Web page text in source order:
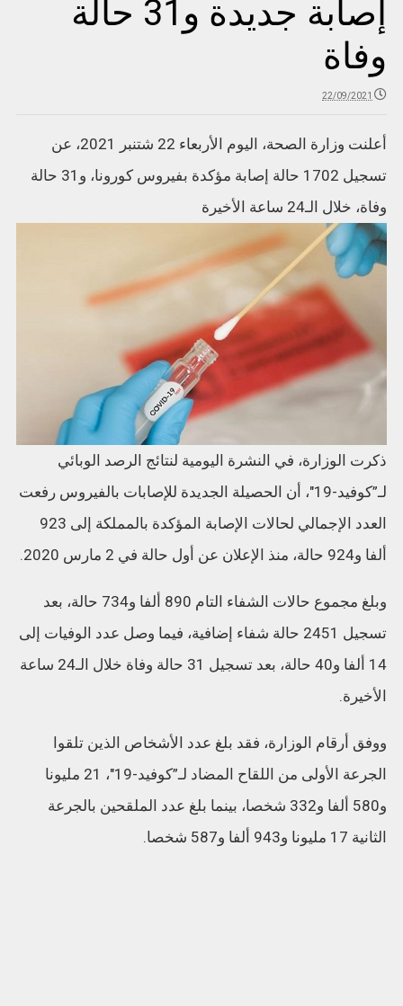
إصابة جديدة و31 حالة
وفاة
22/09/2021
أعلنت وزارة الصحة، اليوم الأربعاء 22 شتنبر 2021، عن
تسجيل 1702 حالة إصابة مؤكدة بفيروس كورونا، و31 حالة
وفاة، خلال الـ24 ساعة الأخيرة
ذكرت الوزارة، في النشرة اليومية لنتائج الرصد الوبائي
لـ”كوفيد-19″، أن الحصيلة الجديدة للإصابات بالفيروس رفعت
العدد الإجمالي لحالات الإصابة المؤكدة بالمملكة إلى 923
ألفا و924 حالة، منذ الإعلان عن أول حالة في 2 مارس 2020.
وبلغ مجموع حالات الشفاء التام 890 ألفا و734 حالة، بعد
تسجيل 2451 حالة شفاء إضافية، فيما وصل عدد الوفيات إلى
14 ألفا و40 حالة، بعد تسجيل 31 حالة وفاة خلال الـ24 ساعة
الأخيرة.
ووفق أرقام الوزارة، فقد بلغ عدد الأشخاص الذين تلقوا
الجرعة الأولى من اللقاح المضاد لـ”كوفيد-19″، 21 مليونا
و580 ألفا و332 شخصا، بينما بلغ عدد الملقحين بالجرعة
الثانية 17 مليونا و943 ألفا و587 شخصا.